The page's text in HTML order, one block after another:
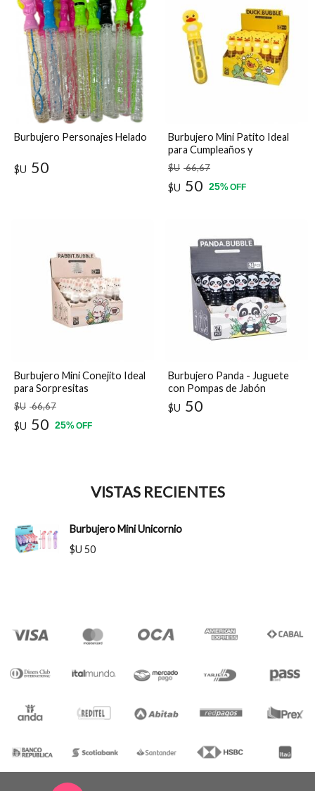
Burbujero Personajes Helado
$U 50
Burbujero Mini Patito Ideal
para Cumpleaños y
Sorpresitas
$U 66,67
$U 50 25%OFF
Burbujero Mini Conejito Ideal
para Sorpresitas
$U 66,67
$U 50 25%OFF
Burbujero Panda - Juguete
con Pompas de Jabón
$U 50
VISTAS RECIENTES
Burbujero Mini Unicornio
$U 50